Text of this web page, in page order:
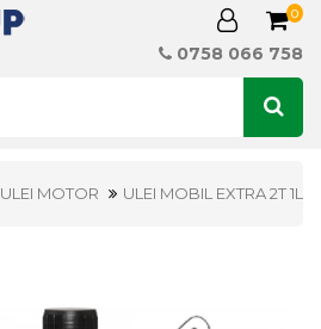
0
0758 066 758
ULEI MOTOR ULEI MOBIL EXTRA 2T 1L